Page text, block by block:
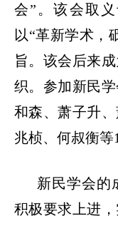
会” 。该会取
以“革新学术，
旨。 该会后来
织。参加新民
和森、萧子升
兆桢、何叔衡等
新民学会的
积极要求上进